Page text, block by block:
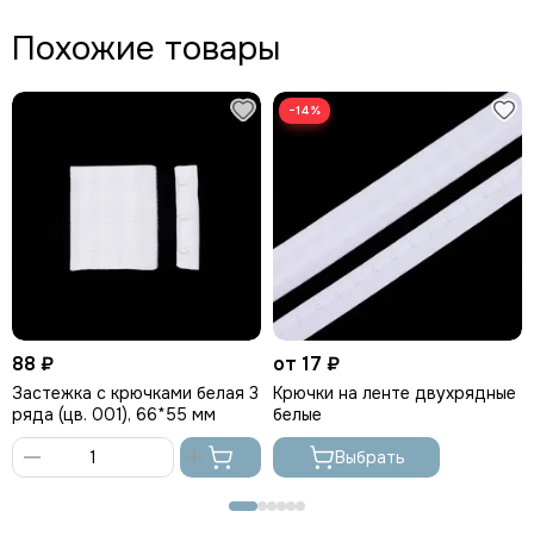
Похожие товары
88 ₽
Застежка с крючками белая 3
ряда (цв. 001), 66*55 мм
корзину
−14%
от 17 ₽
Крючки на ленте двухрядные
белые
Выбрать